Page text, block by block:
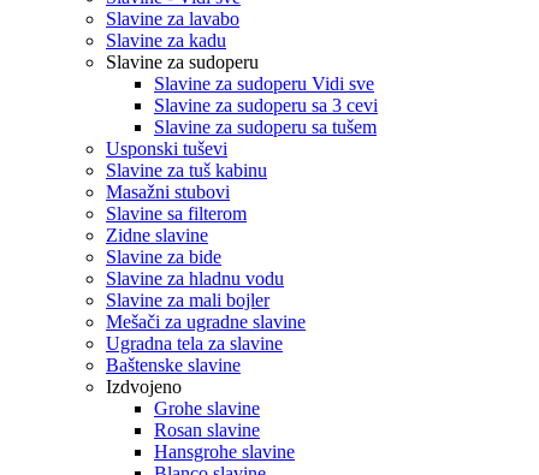
Slavine za lavabo
Slavine za kadu
Slavine za sudoperu
Slavine za sudoperu Vidi sve
Slavine za sudoperu sa 3 cevi
Slavine za sudoperu sa tušem
Usponski tuševi
Slavine za tuš kabinu
Masažni stubovi
Slavine sa filterom
Zidne slavine
Slavine za bide
Slavine za hladnu vodu
Slavine za mali bojler
Mešači za ugradne slavine
Ugradna tela za slavine
Baštenske slavine
Izdvojeno
Grohe slavine
Rosan slavine
Hansgrohe slavine